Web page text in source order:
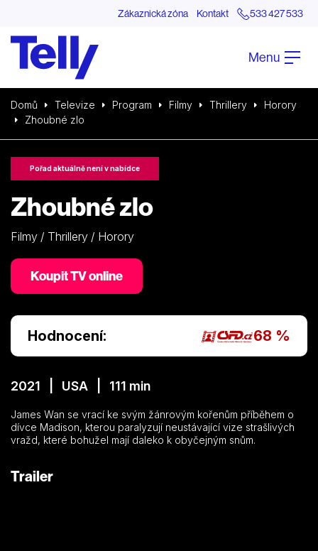
Zákaznická zóna Kontakt 533 427 533
Menu
Domů Televize Program Filmy Thrillery
Horory
Zhoubné zlo
Pořad aktuálně není v nabídce
Zhoubné zlo
Filmy / Thrillery / Horory
Koupit TV online
Hodnocení: 68 %
2021 | USA | 111 min
James Wan se vrací ke svým žánrovým kořenům příběhem o
dívce Madison, kterou paralyzují neustávající vize strašlivých
vražd, které bohužel mají daleko k obyčejným snům.
Trailer